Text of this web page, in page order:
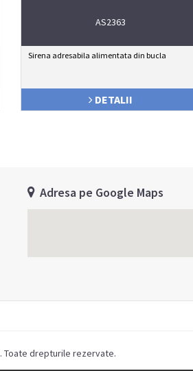
AS2363
Sirena adresabila alimentata din bucla
DETALII
Adresa pe Google Maps
. Toate drepturile rezervate.